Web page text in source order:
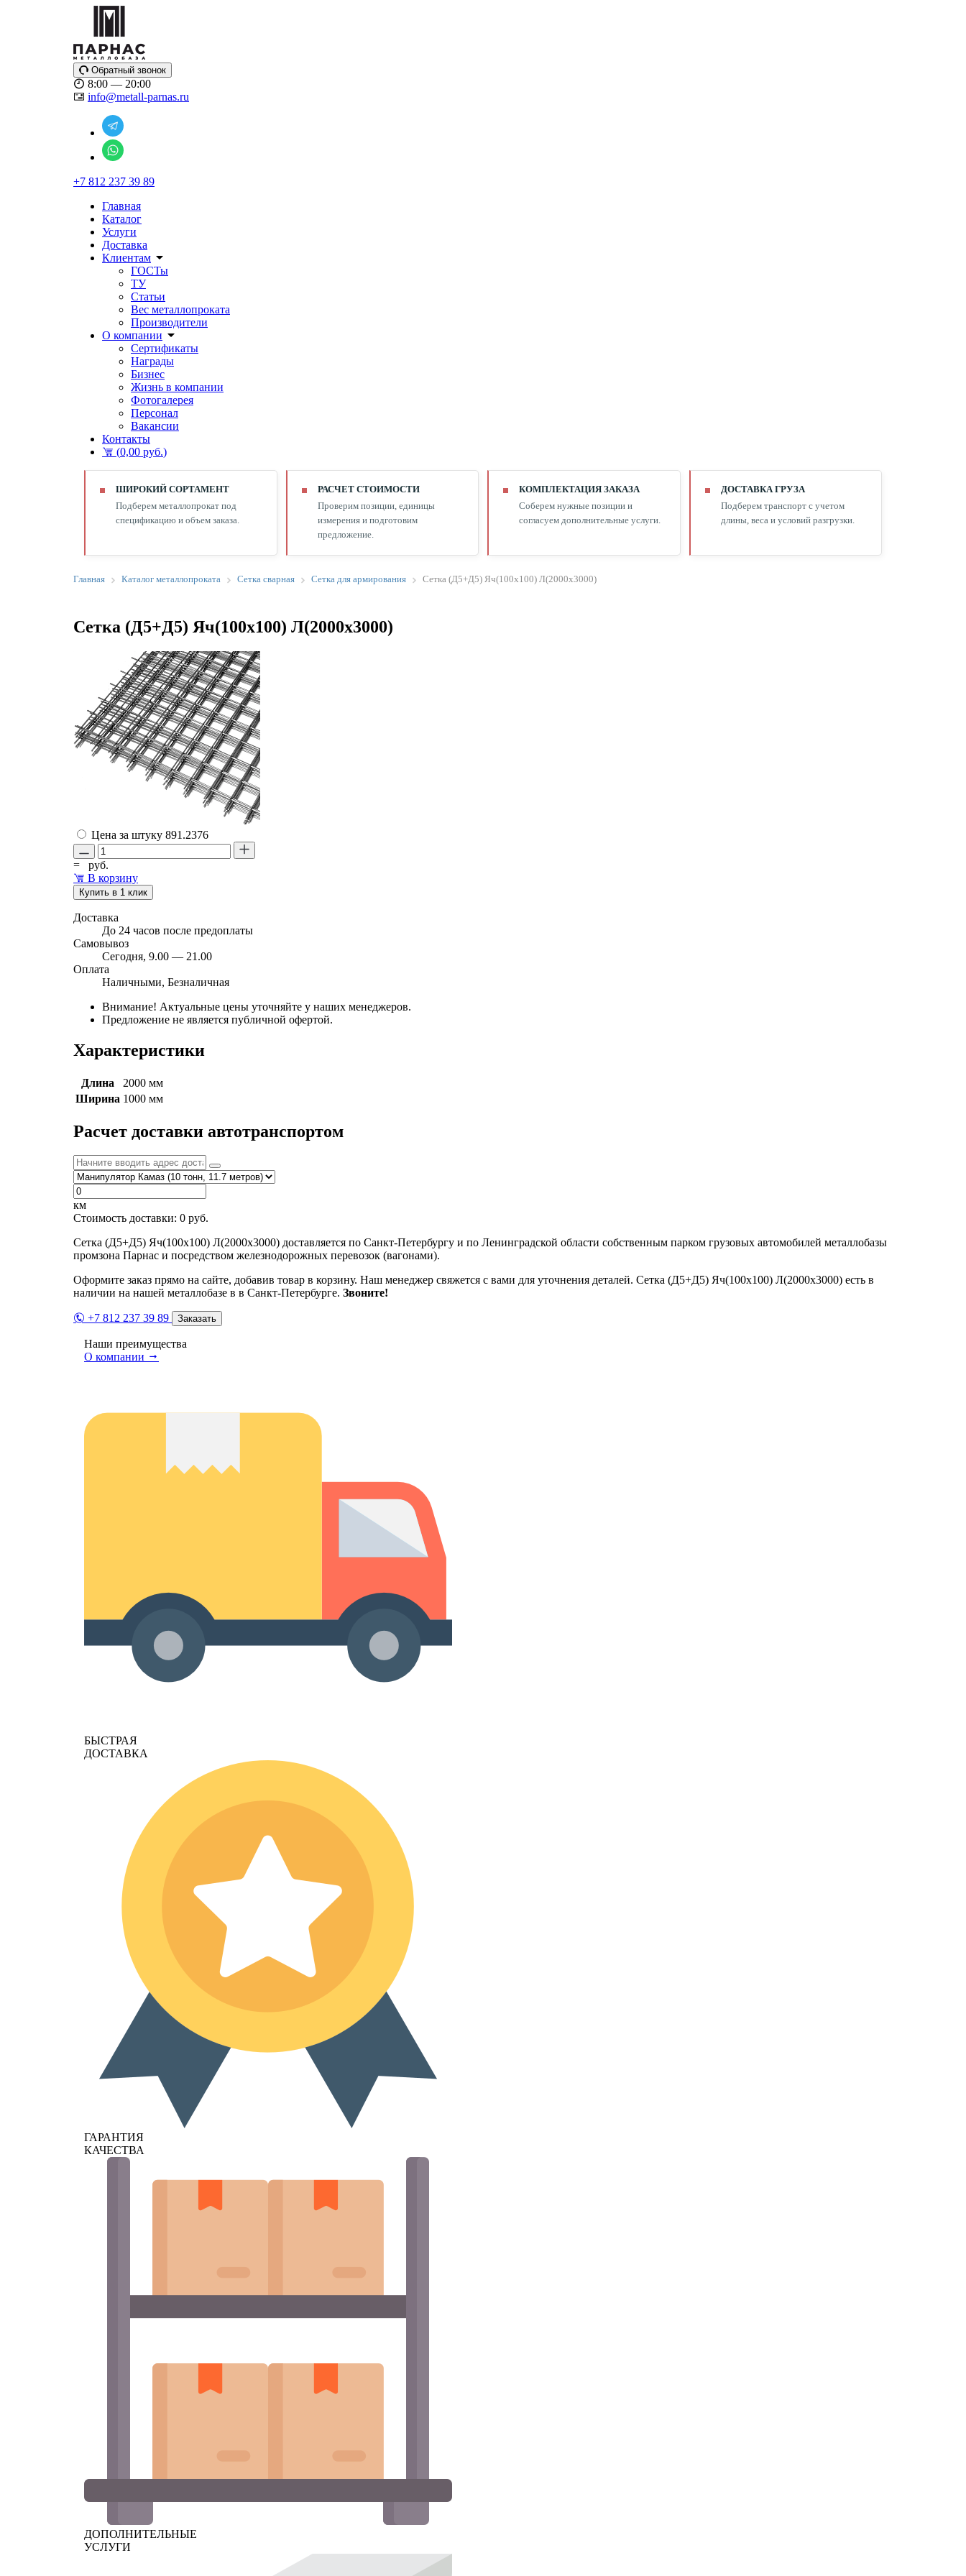
Обратный звонок
8:00 — 20:00
info@metall-parnas.ru
+7 812 237 39 89
Главная
Каталог
Услуги
Доставка
Клиентам
ГОСТы
ТУ
Статьи
Вес металлопроката
Производители
О компании
Сертификаты
Награды
Бизнес
Жизнь в компании
Фотогалерея
Персонал
Вакансии
Контакты
(0,00 руб.)
ШИРОКИЙ СОРТАМЕНТ
Подберем металлопрокат под
спецификацию и объем заказа.
РАСЧЕТ СТОИМОСТИ
Проверим позиции, единицы
измерения и подготовим
предложение.
КОМПЛЕКТАЦИЯ ЗАКАЗА
Соберем нужные позиции и
согласуем дополнительные услуги.
ДОСТАВКА ГРУЗА
Подберем транспорт с учетом
длины, веса и условий разгрузки.
Главная Каталог металлопроката Сетка сварная Сетка для армирования Сетка (Д5+Д5) Яч(100х100) Л(2000х3000)
Сетка (Д5+Д5) Яч(100х100) Л(2000х3000)
Цена за штуку 891.2376
=
руб.
В корзину
Купить в 1 клик
Доставка
До 24 часов после предоплаты
Самовывоз
Сегодня, 9.00 — 21.00
Оплата
Наличными, Безналичная
Внимание! Актуальные цены уточняйте у наших менеджеров.
Предложение не является публичной офертой.
Характеристики
Длина
2000 мм
Ширина 1000 мм
Расчет доставки автотранспортом
км
Стоимость доставки: 0 руб.
Сетка (Д5+Д5) Яч(100х100) Л(2000х3000) доставляется по Санкт-Петербургу и по Ленинградской области собственным парком грузовых автомобилей металлобазы
промзона Парнас и посредством железнодорожных перевозок (вагонами).
Оформите заказ прямо на сайте, добавив товар в корзину. Наш менеджер свяжется с вами для уточнения деталей. Сетка (Д5+Д5) Яч(100х100) Л(2000х3000) есть в
наличии на нашей металлобазе в в Санкт-Петербурге. Звоните!
+7 812 237 39 89 Заказать
Наши преимущества
О компании
БЫСТРАЯ
ДОСТАВКА
ГАРАНТИЯ
КАЧЕСТВА
ДОПОЛНИТЕЛЬНЫЕ
УСЛУГИ